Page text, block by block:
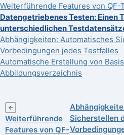
Weiterführende Features von QF-
Datengetriebenes Testen: Einen
unterschiedlichen
Abhängigkeiten: Automatisches
Vorbedingungen jedes Testfalles
Automatische Erstellung von
Abbildungsverzeichnis
←
Weiterführende
Features von QF-
Sicherstellen